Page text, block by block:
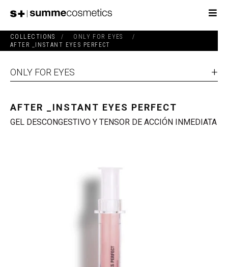
COLLECTIONS / ONLY FOR EYES
/
AFTER _INSTANT EYES PERFECT
ONLY FOR EYES
AFTER _INSTANT EYES PERFECT
GEL DESCONGESTIVO Y TENSOR DE ACCIÓN INMEDIATA